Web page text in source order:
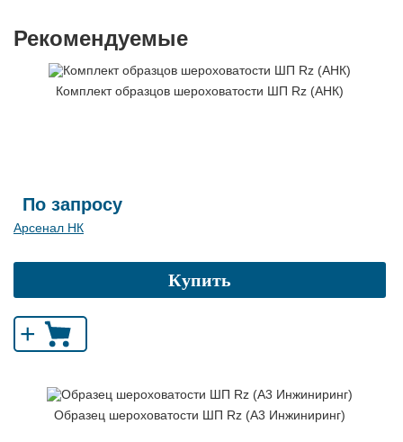
Рекомендуемые
Комплект образцов шероховатости ШП Rz (АНК)
По запросу
Арсенал НК
Купить
+
Образец шероховатости ШП Rz (А3 Инжиниринг)